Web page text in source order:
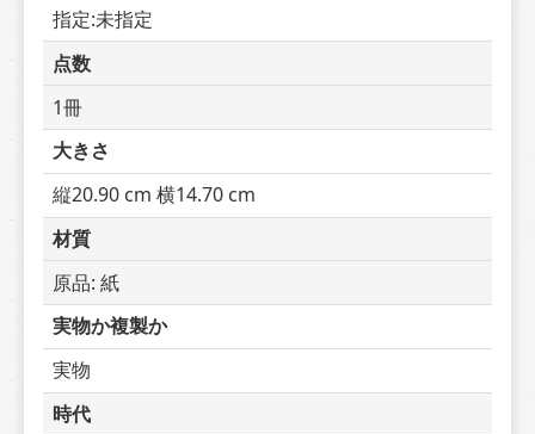
指定:未指定
点数
1冊
大きさ
縦20.90 cm 横14.70 cm
材質
原品: 紙
実物か複製か
実物
時代